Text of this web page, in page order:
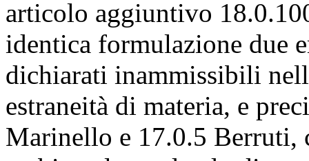
articolo aggiuntivo
identica formulazione due
dichiarati inammissibili
estraneità di materia, e
Marinello e 17.0.5 Berruti,